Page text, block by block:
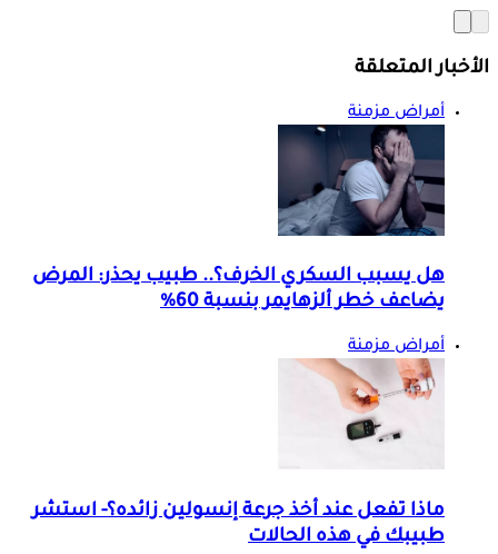
الأخبار المتعلقة
أمراض مزمنة
هل يسبب السكري الخرف؟.. طبيب يحذر: المرض
يضاعف خطر ألزهايمر بنسبة 60%
أمراض مزمنة
ماذا تفعل عند أخذ جرعة إنسولين زائده؟- استشر
طبيبك في هذه الحالات